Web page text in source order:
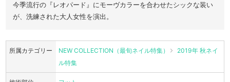
今季流行の『レオパード』にモーヴカラーを合わせたシックな装い
が、洗練された大人女性を演出。
所属カテゴリー NEW COLLECTION（最旬ネイル特集）
2019年 秋ネイ
ル特集